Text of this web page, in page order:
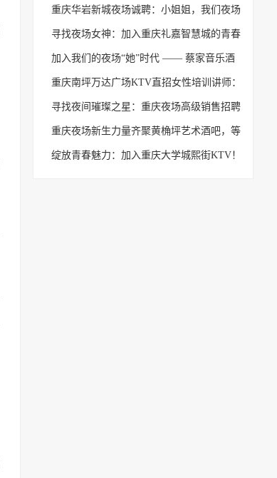
等你来舞台闪耀！
重庆华岩新城夜场诚聘：小姐姐，我们夜场
需要你！
寻找夜场女神：加入重庆礼嘉智慧城的青春
聚集地
加入我们的夜场“她”时代 —— 蔡家音乐酒
吧新媒体运营招聘火热进行中！
重庆南坪万达广场KTV直招女性培训讲师：
加入夜场新天地，成就你的迷人舞台！
寻找夜间璀璨之星：重庆夜场高级销售招聘
正式开启！
重庆夜场新生力量齐聚黄桷坪艺术酒吧，等
你来加入！
绽放青春魅力：加入重庆大学城熙街KTV！